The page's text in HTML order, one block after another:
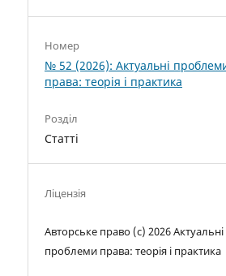
Номер
№ 52 (2026): Актуальні
права: теорія і практика
Розділ
Статті
Ліцензія
Авторське право (c) 2026 Актуальні
проблеми права: теорія і практика